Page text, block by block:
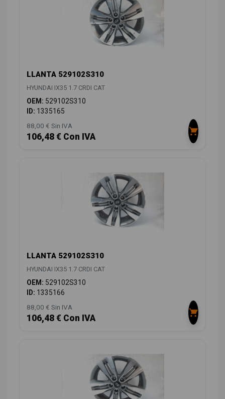
LLANTA 529102S310
HYUNDAI IX35 1.7 CRDI CAT
OEM: 529102S310
ID: 1335165
88,00 € Sin IVA
106,48 € Con IVA
LLANTA 529102S310
HYUNDAI IX35 1.7 CRDI CAT
OEM: 529102S310
ID: 1335166
88,00 € Sin IVA
106,48 € Con IVA